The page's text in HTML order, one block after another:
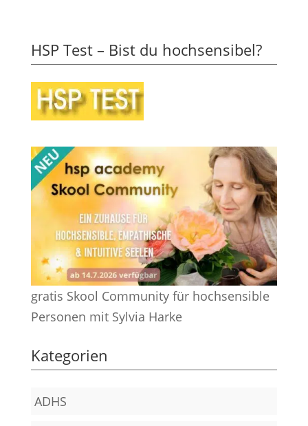
HSP Test – Bist du hochsensibel?
gratis Skool Community für hochsensible
Personen mit Sylvia Harke
Kategorien
ADHS